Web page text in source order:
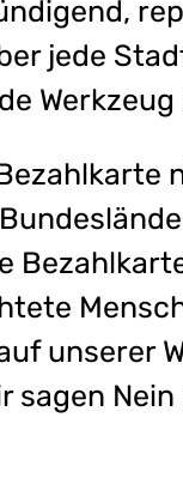
jede
unserer
sagen